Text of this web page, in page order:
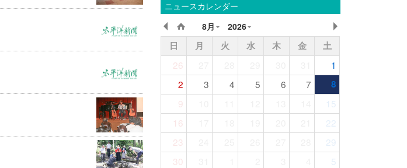
ニュースカレンダー
8月 2026
日 月 火 水 木 金
土
26
1
2
3 4 5 6 7
8
9
15
16
22
23
29
30
5